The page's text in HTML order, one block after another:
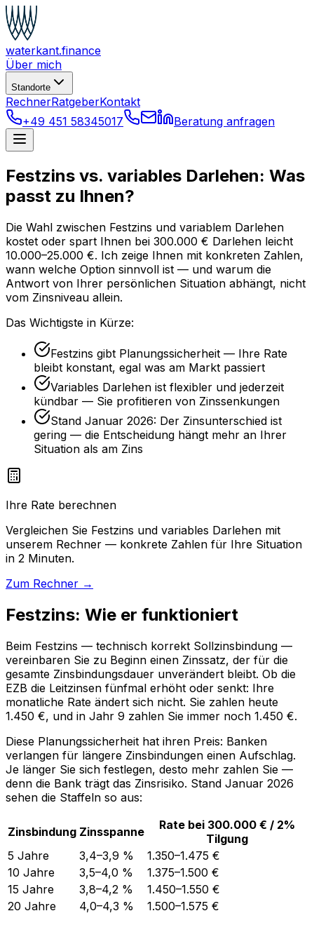
waterkant.finance
Über mich
Standorte
RechnerRatgeberKontakt
+49 451 58345017
Beratung anfragen
Festzins vs. variables Darlehen: Was
passt zu Ihnen?
Die Wahl zwischen Festzins und variablem Darlehen
kostet oder spart Ihnen bei 300.000 € Darlehen leicht
10.000–25.000 €. Ich zeige Ihnen mit konkreten Zahlen,
wann welche Option sinnvoll ist — und warum die
Antwort von Ihrer persönlichen Situation abhängt, nicht
vom Zinsniveau allein.
Das Wichtigste in Kürze:
Festzins gibt Planungssicherheit — Ihre Rate
bleibt konstant, egal was am Markt passiert
Variables Darlehen ist flexibler und jederzeit
kündbar — Sie profitieren von Zinssenkungen
Stand Januar 2026: Der Zinsunterschied ist
gering — die Entscheidung hängt mehr an Ihrer
Situation als am Zins
Ihre Rate berechnen
Vergleichen Sie Festzins und variables Darlehen mit
unserem Rechner — konkrete Zahlen für Ihre Situation
in 2 Minuten.
Zum Rechner →
Festzins: Wie er funktioniert
Beim Festzins — technisch korrekt Sollzinsbindung —
vereinbaren Sie zu Beginn einen Zinssatz, der für die
gesamte Zinsbindungsdauer unverändert bleibt. Ob die
EZB die Leitzinsen fünfmal erhöht oder senkt: Ihre
monatliche Rate ändert sich nicht. Sie zahlen heute
1.450 €, und in Jahr 9 zahlen Sie immer noch 1.450 €.
Diese Planungssicherheit hat ihren Preis: Banken
verlangen für längere Zinsbindungen einen Aufschlag.
Je länger Sie sich festlegen, desto mehr zahlen Sie —
denn die Bank trägt das Zinsrisiko. Stand Januar 2026
sehen die Staffeln so aus:
Zinsbindung Zinsspanne
Rate bei 300.000 € / 2%
Tilgung
5 Jahre
3,4–3,9 %
1.350–1.475 €
10 Jahre
3,5–4,0 %
1.375–1.500 €
15 Jahre
3,8–4,2 %
1.450–1.550 €
20 Jahre
4,0–4,3 %
1.500–1.575 €